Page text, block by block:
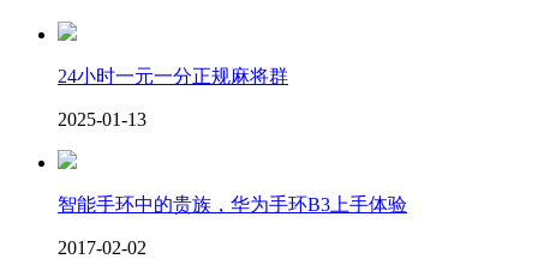
24小时一元一分正规麻将群
2025-01-13
智能手环中的贵族，华为手环B3上手体验
2017-02-02